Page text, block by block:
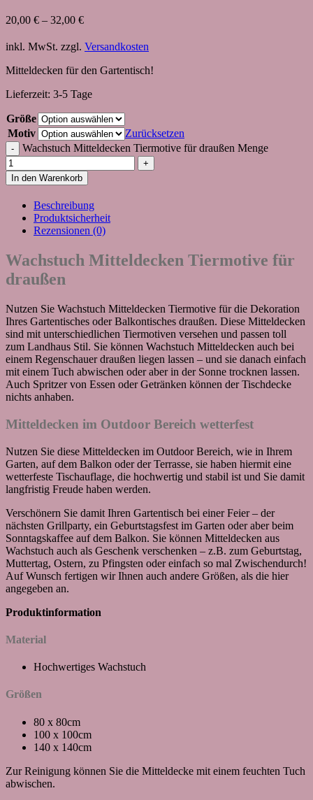
20,00 € – 32,00 €
inkl. MwSt. zzgl. Versandkosten
Mitteldecken für den Gartentisch!
Lieferzeit: 3-5 Tage
Größe
Motiv
Zurücksetzen
Wachstuch Mitteldecken Tiermotive für draußen Menge
In den Warenkorb
Beschreibung
Produktsicherheit
Rezensionen (0)
Wachstuch Mitteldecken Tiermotive für
draußen
Nutzen Sie Wachstuch Mitteldecken Tiermotive für die Dekoration
Ihres Gartentisches oder Balkontisches draußen. Diese Mitteldecken
sind mit unterschiedlichen Tiermotiven versehen und passen toll
zum Landhaus Stil. Sie können Wachstuch Mitteldecken auch bei
einem Regenschauer draußen liegen lassen – und sie danach einfach
mit einem Tuch abwischen oder aber in der Sonne trocknen lassen.
Auch Spritzer von Essen oder Getränken können der Tischdecke
nichts anhaben.
Mitteldecken im Outdoor Bereich wetterfest
Nutzen Sie diese Mitteldecken im Outdoor Bereich, wie in Ihrem
Garten, auf dem Balkon oder der Terrasse, sie haben hiermit eine
wetterfeste Tischauflage, die hochwertig und stabil ist und Sie damit
langfristig Freude haben werden.
Verschönern Sie damit Ihren Gartentisch bei einer Feier – der
nächsten Grillparty, ein Geburtstagsfest im Garten oder aber beim
Sonntagskaffee auf dem Balkon. Sie können Mitteldecken aus
Wachstuch auch als Geschenk verschenken – z.B. zum Geburtstag,
Muttertag, Ostern, zu Pfingsten oder einfach so mal Zwischendurch!
Auf Wunsch fertigen wir Ihnen auch andere Größen, als die hier
angegeben an.
Produktinformation
Material
Hochwertiges Wachstuch
Größen
80 x 80cm
100 x 100cm
140 x 140cm
Zur Reinigung können Sie die Mitteldecke mit einem feuchten Tuch
abwischen.